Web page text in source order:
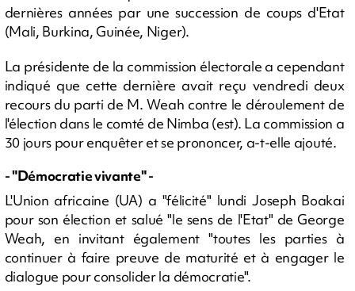
dernières années par une succession de coups d'Etat
(Mali, Burkina, Guinée, Niger).
La présidente de la commission électorale a cependant
indiqué que cette dernière avait reçu vendredi deux
recours du parti de M. Weah contre le déroulement de
l'élection dans le comté de Nimba (est). La commission a
30 jours pour enquêter et se prononcer, a-t-elle ajouté.
- "Démocratie vivante" -
L'Union africaine (UA) a "félicité" lundi Joseph Boakai
pour son élection et salué "le sens de l'Etat" de George
Weah, en invitant également "toutes les parties à
continuer à faire preuve de maturité et à engager le
dialogue pour consolider la démocratie".